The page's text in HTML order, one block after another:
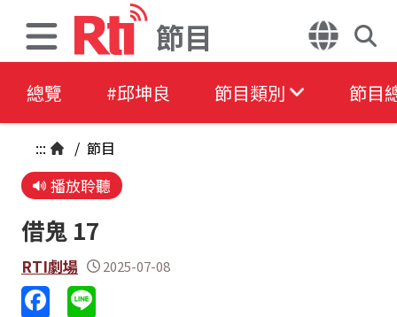
節目
總覽 #邱坤良 節目類別 節目
::: / 節目
播放聆聽
借鬼 17
RTI劇場 2025-07-08